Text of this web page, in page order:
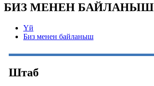
БИЗ МЕНЕН БАЙЛАНЫШ
Үй
Биз менен байланыш
Штаб